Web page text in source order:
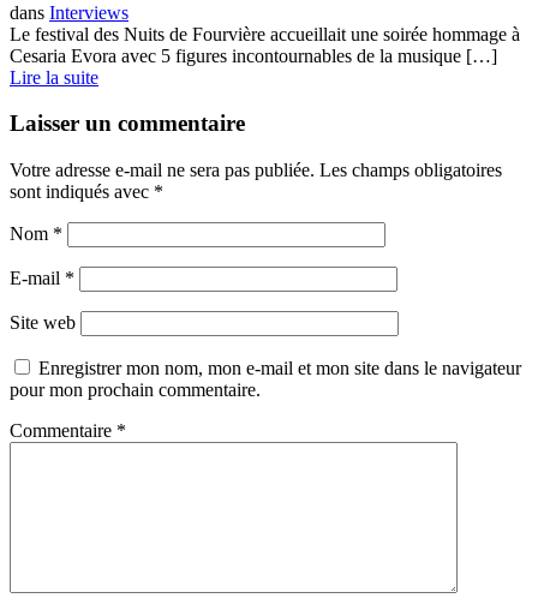
dans Interviews
Le festival des Nuits de Fourvière accueillait une soirée hommage à
Cesaria Evora avec 5 figures incontournables de la musique […]
Lire la suite
Laisser un commentaire
Votre adresse e-mail ne sera pas publiée. Les champs obligatoires
sont indiqués avec *
Nom *
E-mail *
Site web
Enregistrer mon nom, mon e-mail et mon site dans le navigateur
pour mon prochain commentaire.
Commentaire *